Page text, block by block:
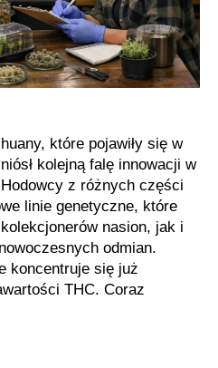
które pojawiły się w
kolejną falę innowacji w
z różnych części
linie genetyczne, które
nasion, jak i
odmian.
koncentruje się już
THC. Coraz